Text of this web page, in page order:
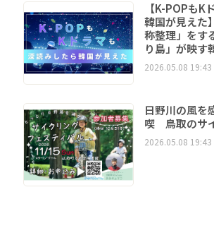
【K-POPもK
韓国が見えた
称整理」をす
り島」が映す
2026.05.08 19:43
日野川の風を
喫 鳥取のサ
2026.05.08 19:43